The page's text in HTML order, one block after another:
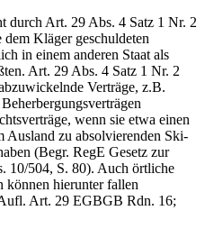
Art. 29 Abs. 4 Satz 1 Nr. 2
Kläger geschuldeten
in einem anderen Staat als
Art. 29 Abs. 4 Satz 1 Nr. 2
Verträge, z.B.
wenn sie etwa einen
Ausland zu absolvierenden Ski-
(Begr. RegE Gesetz zur
10/504, S. 80). Auch örtliche
können hierunter fallen
Art. 29 EGBGB Rdn. 16;